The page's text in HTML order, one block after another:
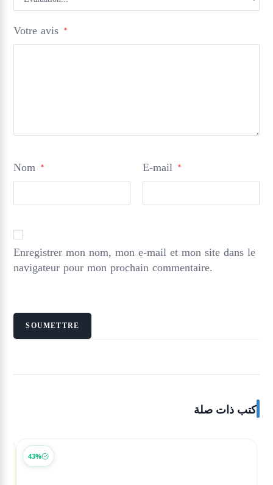
Votre avis *
Nom * E-mail *
Enregistrer mon nom, mon e-mail et mon site dans le
navigateur pour mon prochain commentaire.
كتب ذات صلة
43%